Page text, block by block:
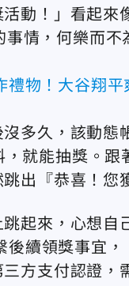
動！」看起
情，何樂而不
禮物！大谷翔
多久，該動
就能抽獎。跟
出『恭喜！您
起來，心想自
續領獎事宜
方支付認證，